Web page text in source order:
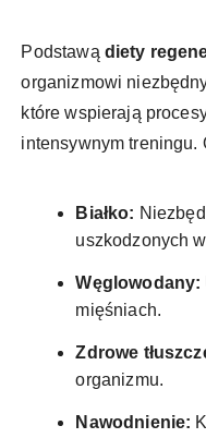
Podstawą diety
organizmowi
które wspierają
intensywnym treningu.
Białko:
uszkodzonych
Węglowodany:
mięśniach.
Zdrowe
organizmu.
Nawodnienie: